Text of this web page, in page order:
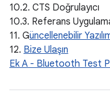
10.2. CTS Doğrulayıcı
10.3. Referans
11. Güncellenebilir
12. Bize Ulaşın
Ek A - Bluetooth Test